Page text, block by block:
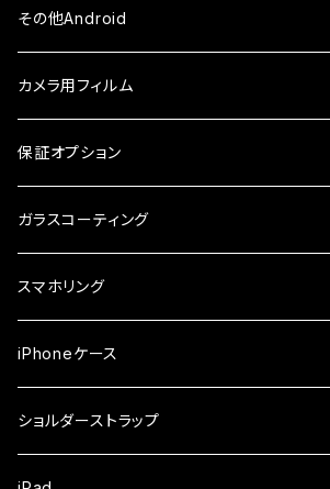
ケース・カバー
ガラスフィルム
ケース・カバー
ケース
ガラスフィルム
ケース
iPhone8Plus
ガラスフィルム
ケース
ケース
セラミックフィルム
ケース
ガラスフィルム
その他Android
AQUOS
ガラスフィルム
arrows
ガラスフィルム
シンプルスマホ
ガラスフィルム
らくらくスマホ
ガラスフィルム
OPPO
ガラスフィルム
Xiaomi
ガラスフィルム
カメラ用フィルム
iPhone
iPhone17e
iPhone17ProMax
Android
保証オプション
ガラスコーティング
スマホリング
iPhoneケース
ショルダーストラップ